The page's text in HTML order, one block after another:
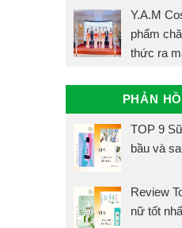
Y.A.M
phẩm
thức ra
PHẢN
TOP 9
bầu và
Review
nữ tốt